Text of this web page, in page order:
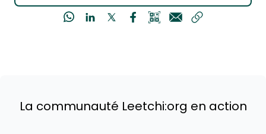
La communauté Leetchi:org en action